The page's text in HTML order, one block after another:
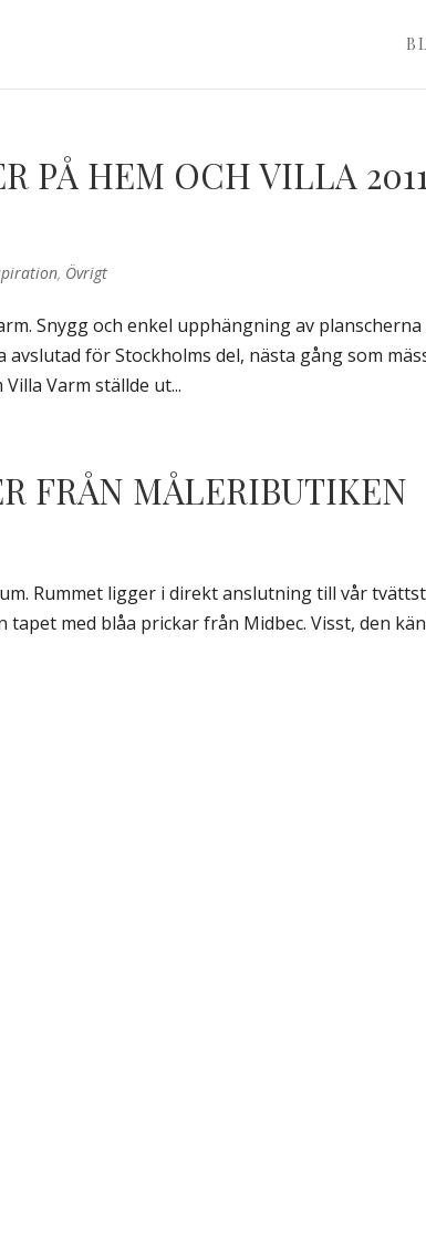
PÅ HEM OCH VILLA
, Övrigt
Snygg och enkel upphängning av planscherna
för Stockholms del, nästa gång som
Varm ställde ut...
FRÅN MÅLERIBUTIKEN
Rummet ligger i direkt anslutning till vår
med blåa prickar från Midbec. Visst, den